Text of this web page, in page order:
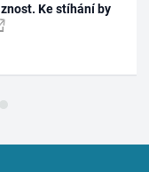
Ke stíhání by